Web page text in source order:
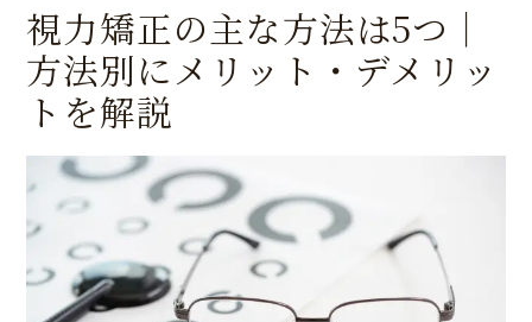
0120-049-113
受付時間 10:00-19:00
東京 新宿
詳細 Web予約
視力矯正の主な方法は5つ｜
方法別にメリット・デメリッ
トを解説